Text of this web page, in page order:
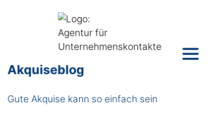
Akquiseblog
Gute Akquise kann so einfach sein